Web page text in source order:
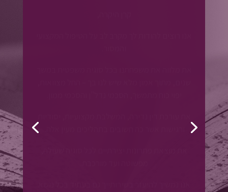
הסברים, כולל סיכונים אפשריים, והכרות שלך עם